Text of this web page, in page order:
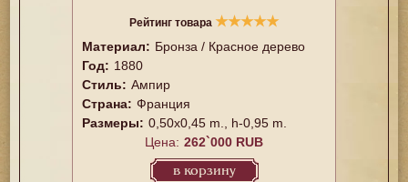
Рейтинг товара ★★★★★
Материал: Бронза / Красное дерево
Год: 1880
Стиль: Ампир
Страна: Франция
Размеры: 0,50x0,45 m., h-0,95 m.
Цена: 262`000 RUB
в корзину